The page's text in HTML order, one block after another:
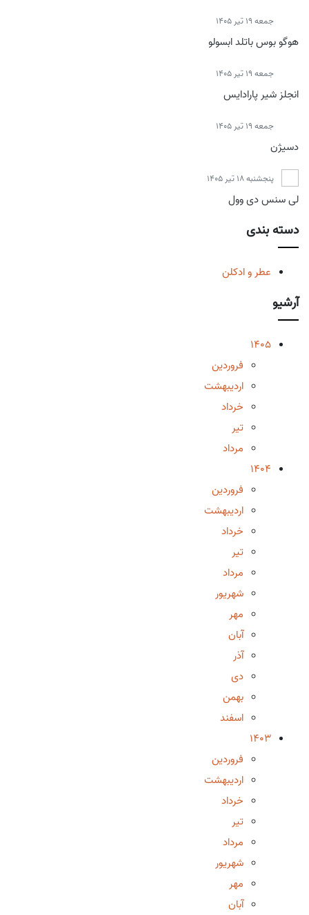
جمعه 19 تیر 1405
هوگو بوس باتلد ابسولو
جمعه 19 تیر 1405
انجلز شیر پارادایس
جمعه 19 تیر 1405
دسیژن
پنجشنبه 18 تیر 1405
لی سنس دی وول
دسته بندی
عطر و ادکلن
آرشیو
1405
فروردین
اردیبهشت
خرداد
تیر
مرداد
1404
فروردین
اردیبهشت
خرداد
تیر
مرداد
شهریور
مهر
آبان
آذر
دی
بهمن
اسفند
1403
فروردین
اردیبهشت
خرداد
تیر
مرداد
شهریور
مهر
آبان